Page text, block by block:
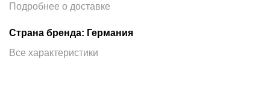
Подробнее о доставке
Страна бренда: Германия
Все характеристики